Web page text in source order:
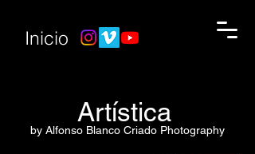
Inicio
Artística
by Alfonso Blanco Criado Photography